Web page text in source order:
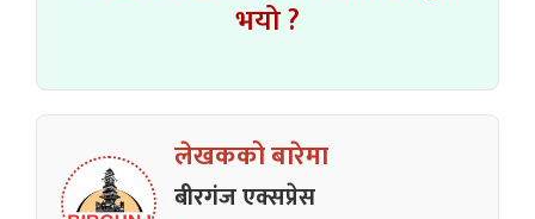
भयो ?
लेखकको बारेमा
बीरगंज एक्सप्रेस